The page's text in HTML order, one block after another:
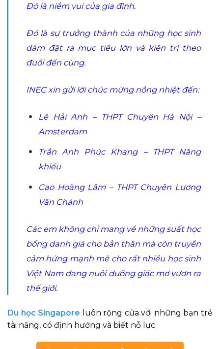
Đó là niềm vui của gia đình.
Đó là sự trưởng thành của những học sinh
dám đặt ra mục tiêu lớn và kiên trì theo
đuổi đến cùng.
INEC xin gửi lời chúc mừng nồng nhiệt đến:
Lê Hải Anh – THPT Chuyên Hà Nội –
Amsterdam
Trần Anh Phúc Khang – THPT Năng
khiếu
Cao Hoàng Lâm – THPT Chuyên Lương
Văn Chánh
Các em không chỉ mang về những suất học
bổng danh giá cho bản thân mà còn truyền
cảm hứng mạnh mẽ cho rất nhiều học sinh
Việt Nam đang nuôi dưỡng giấc mơ vươn ra
thế giới.
Du học Singapore luôn rộng cửa với những bạn trẻ
tài năng, có định hướng và biết nỗ lực.